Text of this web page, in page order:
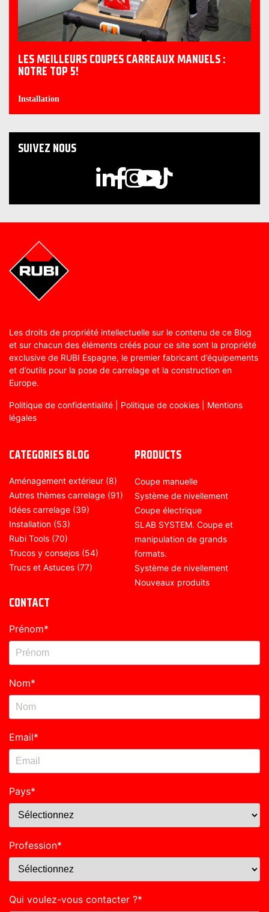
LES MEILLEURS COUPES CARREAUX MANUELS :
NOTRE TOP 5!
Installation
SUIVEZ NOUS
Les droits de propriété intellectuelle sur le contenu de ce Blog
et sur chacun des éléments créés pour ce site sont la propriété
exclusive de RUBI Espagne, le premier fabricant d’équipements
et d’outils pour la pose de carrelage et la construction en
Europe.
Politique de confidentialité Politique de cookies
Mentions
légales
CATEGORIES BLOG
Aménagement extérieur (8)
Autres thèmes carrelage (91)
Idées carrelage (39)
Installation (53)
Rubi Tools (70)
Trucos y consejos (54)
Trucs et Astuces (77)
PRODUCTS
Coupe manuelle
Système de nivellement
Coupe électrique
SLAB SYSTEM. Coupe et
manipulation de grands
formats.
Système de nivellement
Nouveaux produits
CONTACT
Prénom*
Nom*
Email*
Pays*
Profession*
Qui voulez-vous contacter ?*